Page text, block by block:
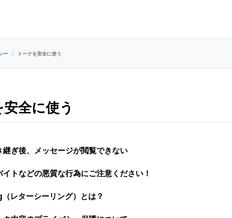
ー トークを安全に使う
安全に使う
継ぎ後、メッセージが閲覧できない
トなどの悪質な行為にご注意ください！
レターシーリング）とは？